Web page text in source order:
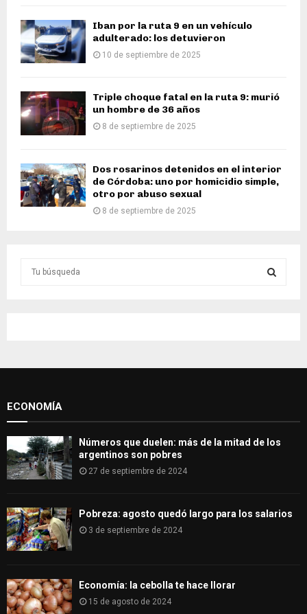
Iban por la ruta 9 en un vehículo
adulterado: los detuvieron
10 de septiembre de 2025
Triple choque fatal en la ruta 9: murió
un hombre de 36 años
8 de septiembre de 2025
Dos rosarinos detenidos en el interior
de Córdoba: uno por homicidio simple,
otro por abuso sexual
8 de septiembre de 2025
o
H
ECONOMÍA
Números que duelen: más de la mitad de los
argentinos son pobres
27 de septiembre de 2024
Pobreza: agosto quedó largo para los salarios
3 de septiembre de 2024
Economía: la cebolla te hace llorar
15 de agosto de 2024